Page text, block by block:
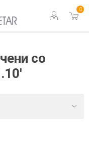
0
со